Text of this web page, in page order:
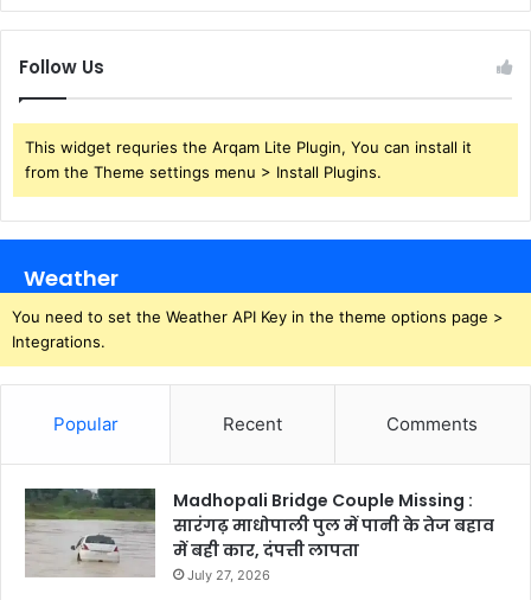
Follow Us
This widget requries the Arqam Lite Plugin, You can install it
from the Theme settings menu > Install Plugins.
Weather
You need to set the Weather API Key in the theme options page >
Integrations.
Popular Recent Comments
Madhopali Bridge Couple Missing :
सारंगढ़ माधोपाली पुल में पानी के तेज बहाव
में बही कार, दंपत्ती लापता
July 27, 2026